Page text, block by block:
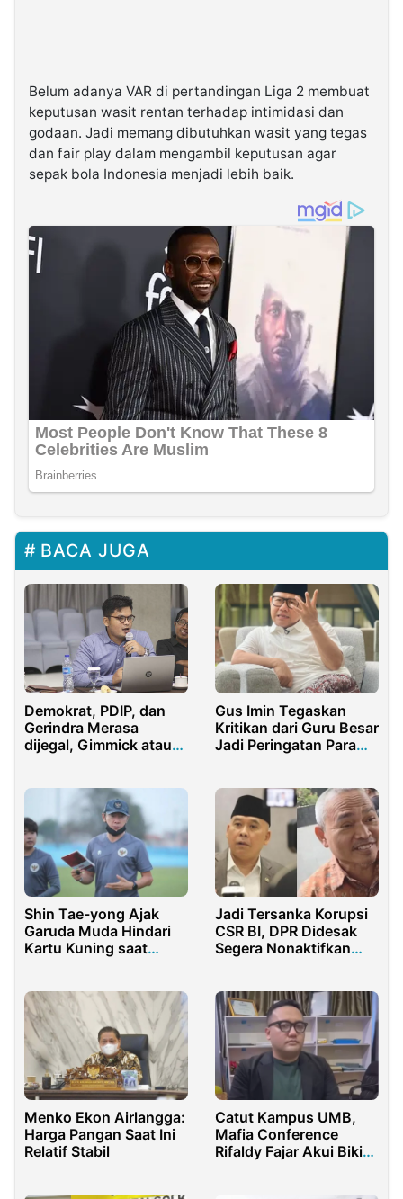
Belum adanya VAR di pertandingan Liga 2 membuat
keputusan wasit rentan terhadap intimidasi dan
godaan. Jadi memang dibutuhkan wasit yang tegas
dan fair play dalam mengambil keputusan agar
sepak bola Indonesia menjadi lebih baik.
BACA JUGA
Demokrat, PDIP, dan
Gerindra Merasa
dijegal, Gimmick atau
Gus Imin Tegaskan
Kritikan dari Guru Besar
Jadi Peringatan Para
Shin Tae-yong Ajak
Garuda Muda Hindari
Kartu Kuning saat
Jadi Tersanka Korupsi
CSR BI, DPR Didesak
Segera Nonaktifkan
Menko Ekon Airlangga:
Harga Pangan Saat Ini
Relatif Stabil
Catut Kampus UMB,
Mafia Conference
Rifaldy Fajar Akui Bikin